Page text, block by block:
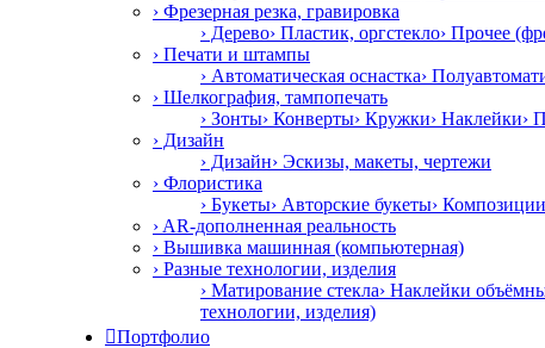
› Фрезерная резка, гравировка
› Дерево› Пластик, оргстекло› Прочее
› Печати и штампы
› Автоматическая оснастка›
› Шелкография, тампопечать
› Зонты› Конверты› Кружки› Наклейки›
› Дизайн
› Дизайн› Эскизы, макеты, чертежи
› Флористика
› Букеты› Авторские букеты› Композиции
› AR-дополненная реальность
› Вышивка машинная (компьютерная)
› Разные технологии, изделия
› Матирование стекла› Наклейки
технологии, изделия)
Портфолио